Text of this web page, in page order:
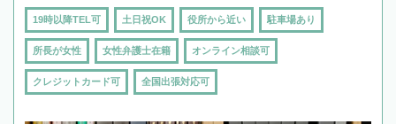
19時以降TEL可 土日祝OK 役所から近い 駐車場あり
所長が女性 女性弁護士在籍 オンライン相談可
クレジットカード可 全国出張対応可